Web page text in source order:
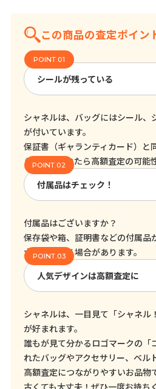
この商品の査定ポイン
シールが残っている
シャネルは、バッグにはシール、
が付いています。
保証書（ギャランティカード）と
らも残っていたら高額査定の可能
付属品はチェック！
付属品はございますか？
保存袋や箱、証明書などの付属品
大きく変わる場合があります。
人気デザインは高額査定に
シャネルは、一目見て「シャネル
が好まれます。
誰もが見て分かるロゴマークの「
れたバッグやアクセサリー、ベル
高額査定につながりやすいお品物
古くても大丈夫！ぜひ一度お持ち